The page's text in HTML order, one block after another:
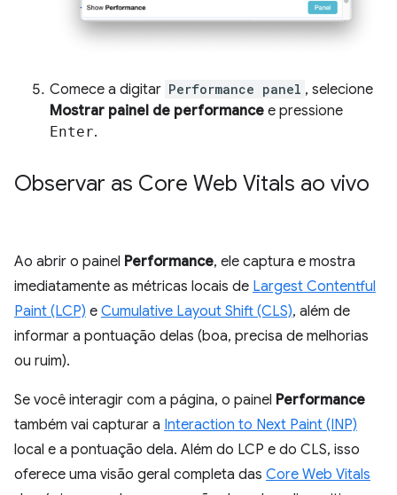
Comece a digitar Performance panel , selecione
Mostrar painel de performance e pressione
Enter.
Observar as Core Web Vitals ao vivo
Ao abrir o painel Performance, ele captura e mostra
imediatamente as métricas locais de Largest Contentful
Paint (LCP) e Cumulative Layout Shift (CLS), além de
informar a pontuação delas (boa, precisa de melhorias
ou ruim).
Se você interagir com a página, o painel Performance
também vai capturar a Interaction to Next Paint (INP)
local e a pontuação dela. Além do LCP e do CLS, isso
oferece uma visão geral completa das Core Web Vitals